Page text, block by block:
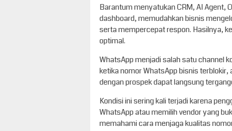
Barantum menyatukan CRM, AI Agent,
dashboard, memudahkan bisnis
serta mempercepat respon. Hasilnya,
optimal.
WhatsApp menjadi salah satu channel
ketika nomor WhatsApp bisnis
dengan prospek dapat langsung
Kondisi ini sering kali terjadi karena
WhatsApp atau memilih vendor yang
memahami cara menjaga kualitas